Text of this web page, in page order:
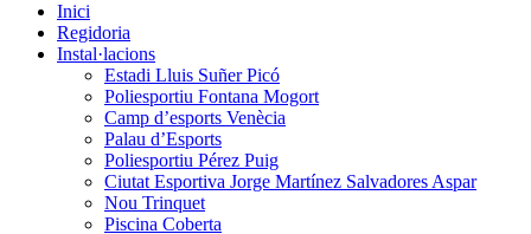
Inici
Regidoria
Instal·lacions
Estadi Lluis Suñer Picó
Poliesportiu Fontana Mogort
Camp d’esports Venècia
Palau d’Esports
Poliesportiu Pérez Puig
Ciutat Esportiva Jorge Martínez Salvadores Aspar
Nou Trinquet
Piscina Coberta